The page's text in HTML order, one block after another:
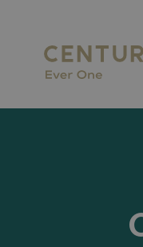
L’AGENCE